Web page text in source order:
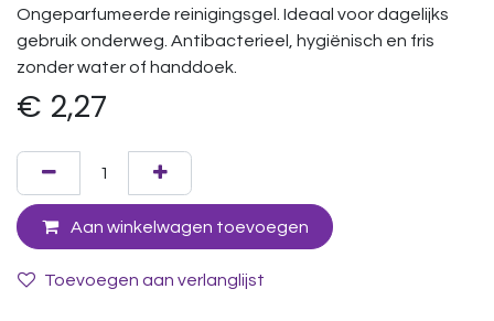
Ongeparfumeerde reinigingsgel. Ideaal voor dagelijks
gebruik onderweg. Antibacterieel, hygiënisch en fris
zonder water of handdoek.
€ 2,27
Aan winkelwagen toevoegen
Toevoegen aan verlanglijst